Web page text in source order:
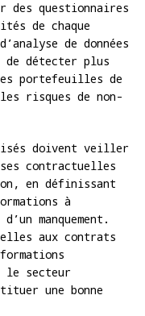
des questionnaires
de chaque
de données
détecter plus
portefeuilles de
risques de non-
doivent veiller
contractuelles
en définissant
à
manquement.
aux contrats
le secteur
une bonne